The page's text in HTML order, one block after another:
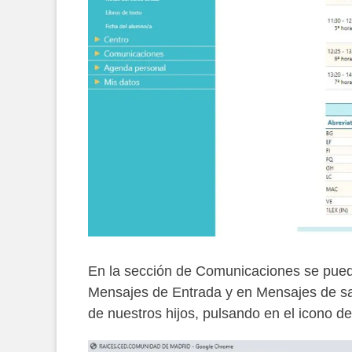
En la sección de Comunicaciones se
Mensajes de Entrada y en Mensajes de
de nuestros hijos, pulsando en el icono